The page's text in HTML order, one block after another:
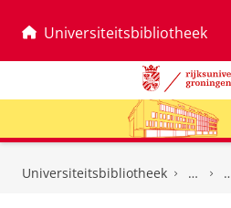
Universiteitsbibliotheek
Universiteitsbibliotheek